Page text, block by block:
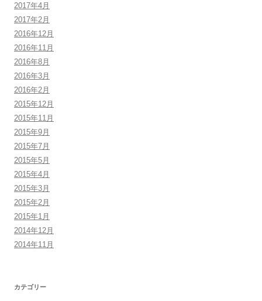
2017年4月
2017年2月
2016年12月
2016年11月
2016年8月
2016年3月
2016年2月
2015年12月
2015年11月
2015年9月
2015年7月
2015年5月
2015年4月
2015年3月
2015年2月
2015年1月
2014年12月
2014年11月
カテゴリー